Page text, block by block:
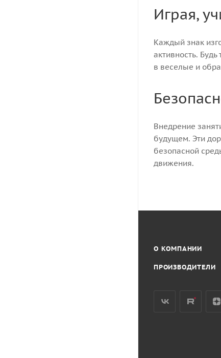
Играя,
Каждый знак
активность.
в веселые и
Внедрение
будущем. Эти
безопасной
движения.
О КОМПАНИИ
ПРОИЗВОДИТЕЛИ